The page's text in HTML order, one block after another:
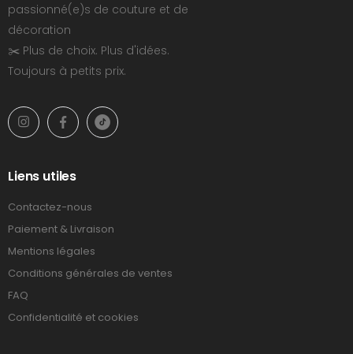
passionné(e)s de couture et de
décoration
✂️ Plus de choix. Plus d'idées.
Toujours à petits prix.
Liens utiles
Contactez-nous
Paiement & Livraison
Mentions légales
Conditions générales de ventes
FAQ
Confidentialité et cookies